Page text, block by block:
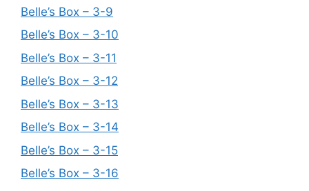
Belle’s Box – 3-9
Belle’s Box – 3-10
Belle’s Box – 3-11
Belle’s Box – 3-12
Belle’s Box – 3-13
Belle’s Box – 3-14
Belle’s Box – 3-15
Belle’s Box – 3-16